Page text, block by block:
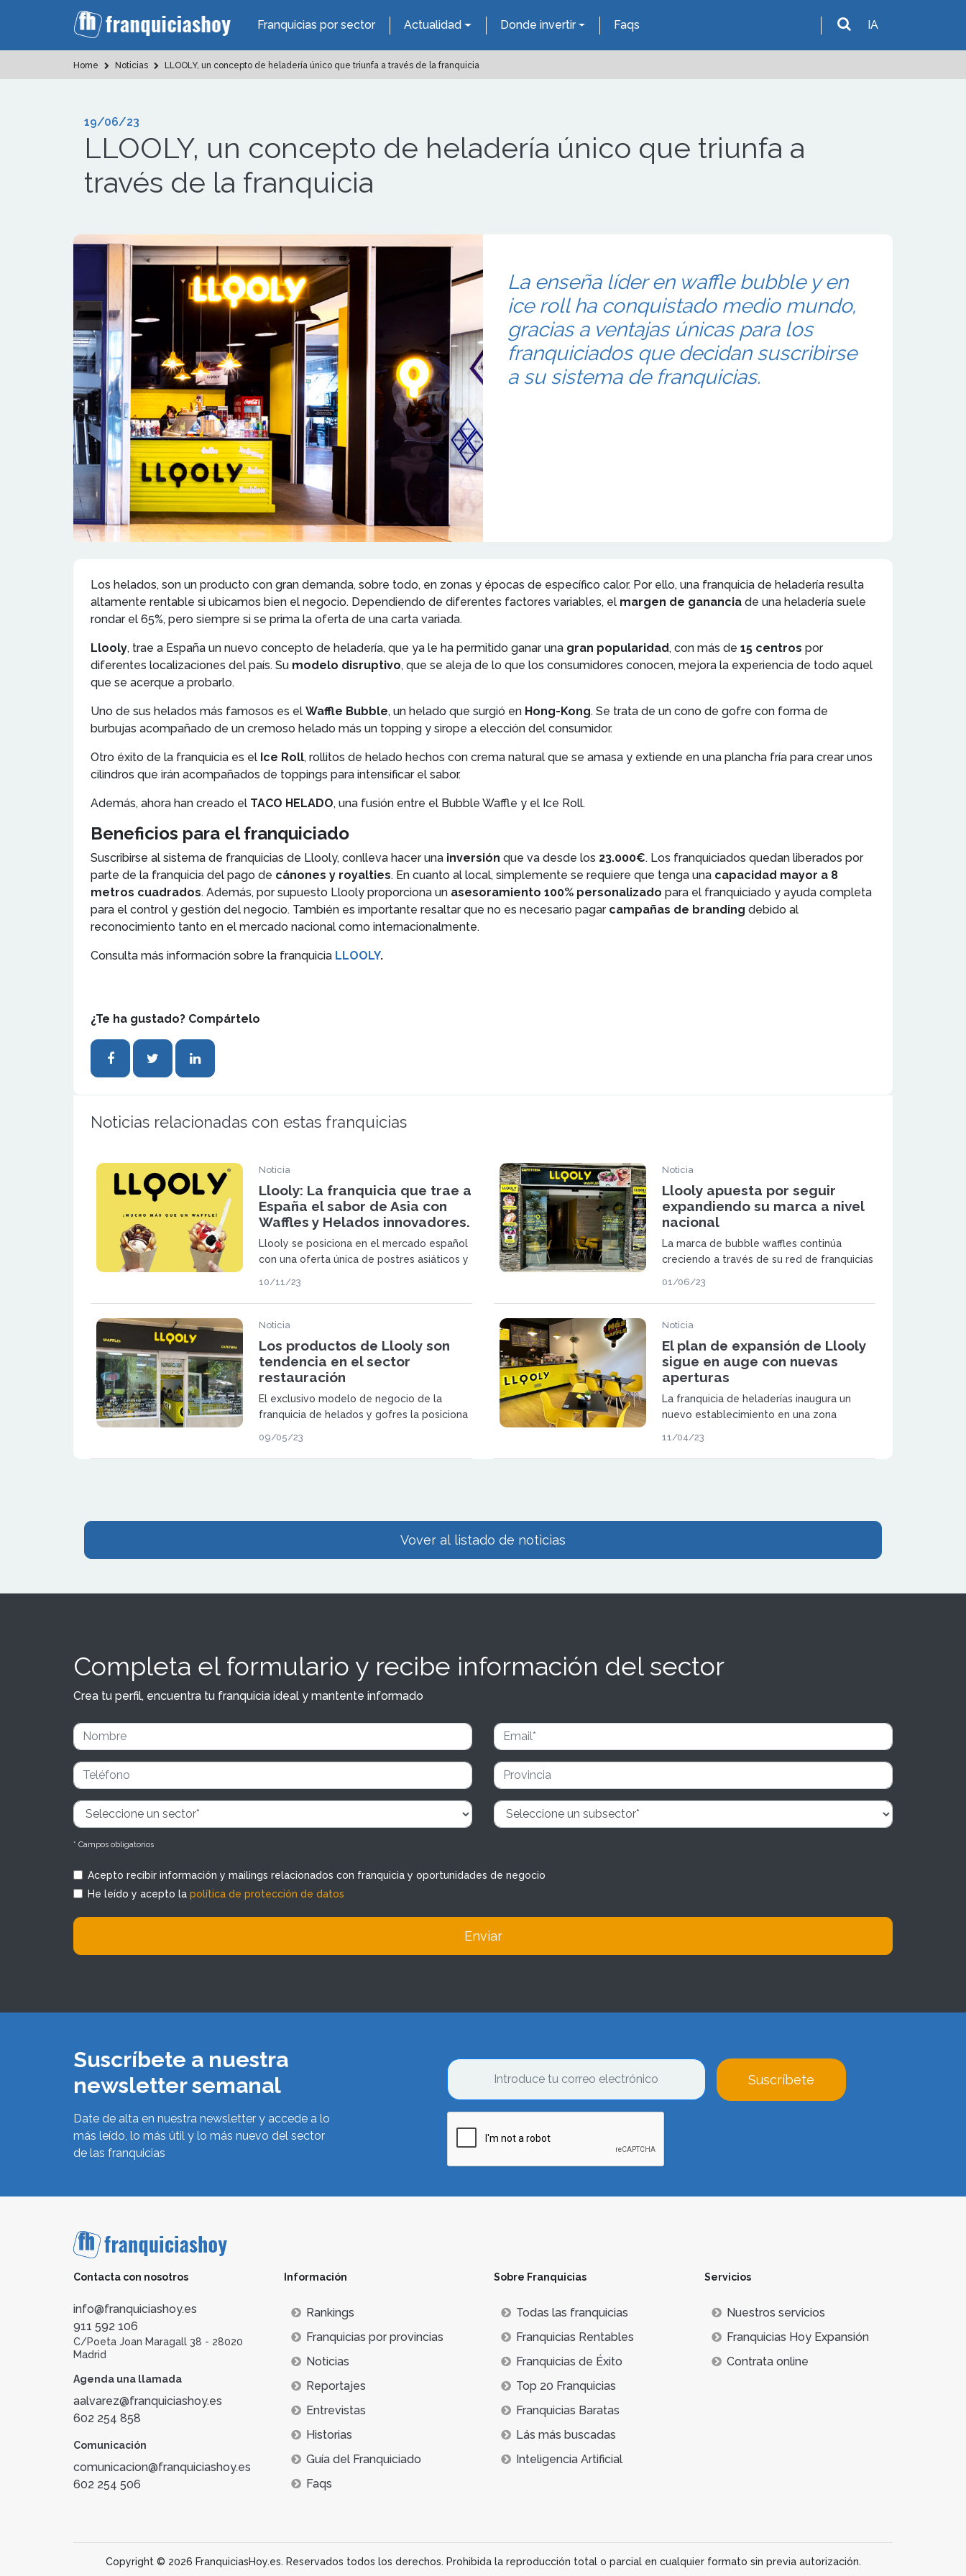
Franquicias por sector Actualidad Donde invertir Faqs IA
Home Noticias LLOOLY, un concepto de heladería único que triunfa a través de la franquicia
19/06/23
LLOOLY, un concepto de heladería único que triunfa a
través de la franquicia
La enseña líder en waffle bubble y en
ice roll ha conquistado medio mundo,
gracias a ventajas únicas para los
franquiciados que decidan suscribirse
a su sistema de franquicias.
Los helados, son un producto con gran demanda, sobre todo, en zonas y épocas de específico calor. Por ello, una franquicia de heladería resulta
altamente rentable si ubicamos bien el negocio. Dependiendo de diferentes factores variables, el margen de ganancia de una heladería suele
rondar el 65%, pero siempre si se prima la oferta de una carta variada.
Llooly, trae a España un nuevo concepto de heladería, que ya le ha permitido ganar una gran popularidad, con más de 15 centros por
diferentes localizaciones del país. Su modelo disruptivo, que se aleja de lo que los consumidores conocen, mejora la experiencia de todo aquel
que se acerque a probarlo.
Uno de sus helados más famosos es el Waffle Bubble, un helado que surgió en Hong-Kong. Se trata de un cono de gofre con forma de
burbujas acompañado de un cremoso helado más un topping y sirope a elección del consumidor.
Otro éxito de la franquicia es el Ice Roll, rollitos de helado hechos con crema natural que se amasa y extiende en una plancha fría para crear unos
cilindros que irán acompañados de toppings para intensificar el sabor.
Además, ahora han creado el TACO HELADO, una fusión entre el Bubble Waffle y el Ice Roll.
Beneficios para el franquiciado
Suscribirse al sistema de franquicias de Llooly, conlleva hacer una inversión que va desde los 23.000€. Los franquiciados quedan liberados por
parte de la franquicia del pago de cánones y royalties. En cuanto al local, simplemente se requiere que tenga una capacidad mayor a 8
metros cuadrados. Además, por supuesto Llooly proporciona un asesoramiento 100% personalizado para el franquiciado y ayuda completa
para el control y gestión del negocio. También es importante resaltar que no es necesario pagar campañas de branding debido al
reconocimiento tanto en el mercado nacional como internacionalmente.
Consulta más información sobre la franquicia LLOOLY.
¿Te ha gustado? Compártelo
Noticias relacionadas con estas franquicias
Noticia
Llooly: La franquicia que trae a
España el sabor de Asia con
Waffles y Helados innovadores.
Llooly se posiciona en el mercado español
con una oferta única de postres asiáticos y
10/11/23
Noticia
Llooly apuesta por seguir
expandiendo su marca a nivel
nacional
La marca de bubble waffles continúa
creciendo a través de su red de franquicias
01/06/23
Noticia
Los productos de Llooly son
tendencia en el sector
restauración
El exclusivo modelo de negocio de la
franquicia de helados y gofres la posiciona
del mercado.
09/05/23
Noticia
El plan de expansión de Llooly
sigue en auge con nuevas
aperturas
La franquicia de heladerías inaugura un
nuevo establecimiento en una zona
le seguirán otras aperturas.
11/04/23
Vover al listado de noticias
Completa el formulario y recibe información del sector
Crea tu perfil, encuentra tu franquicia ideal y mantente informado
* Campos obligatorios
Acepto recibir información y mailings relacionados con franquicia y oportunidades de negocio
He leído y acepto la política de protección de datos
Enviar
Suscríbete a nuestra
newsletter semanal
Date de alta en nuestra newsletter y accede a lo
más leído, lo más útil y lo más nuevo del sector
de las franquicias
Suscríbete
Contacta con nosotros
info@franquiciashoy.es
911 592 106
C/Poeta Joan Maragall 38 - 28020
Madrid
Agenda una llamada
aalvarez@franquiciashoy.es
602 254 858
Comunicación
comunicacion@franquiciashoy.es
602 254 506
Información
Rankings
Franquicias por provincias
Noticias
Reportajes
Entrevistas
Historias
Guía del Franquiciado
Faqs
Sobre Franquicias
Todas las franquicias
Franquicias Rentables
Franquicias de Éxito
Top 20 Franquicias
Franquicias Baratas
Lás más buscadas
Inteligencia Artificial
Servicios
Nuestros servicios
Franquicias Hoy Expansión
Contrata online
Copyright © 2026 FranquiciasHoy.es. Reservados todos los derechos. Prohibida la reproducción total o parcial en cualquier formato sin previa autorización.